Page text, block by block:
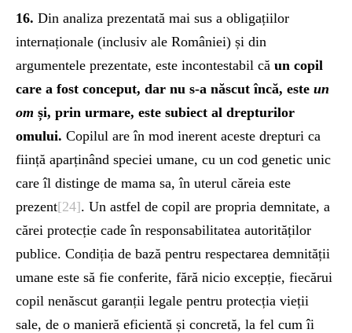
16. Din analiza prezentată mai sus a obligațiilor
internaționale (inclusiv ale României) și din
argumentele prezentate, este incontestabil că un copil
care a fost conceput, dar nu s-a născut încă, este un
om și, prin urmare, este subiect al drepturilor
omului. Copilul are în mod inerent aceste drepturi ca
ființă aparținând speciei umane, cu un cod genetic unic
care îl distinge de mama sa, în uterul căreia este
prezent[24]. Un astfel de copil are propria demnitate, a
cărei protecție cade în responsabilitatea autorităților
publice. Condiția de bază pentru respectarea demnității
umane este să fie conferite, fără nicio excepție, fiecărui
copil nenăscut garanții legale pentru protecția vieții
sale, de o manieră eficientă și concretă, la fel cum îi